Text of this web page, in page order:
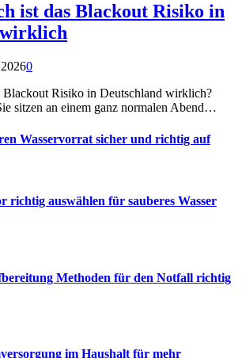
ist das Blackout Risiko in
wirklich
0
Blackout Risiko in Deutschland wirklich?
sitzen an einem ganz normalen Abend…
Wasservorrat sicher und richtig auf
richtig auswählen für sauberes Wasser
Methoden für den Notfall richtig
im Haushalt für mehr